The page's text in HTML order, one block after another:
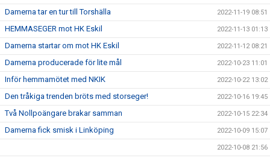
Damerna tar en tur till Torshälla 2022-11-19 08:51
HEMMASEGER mot HK Eskil 2022-11-13 01:13
Damerna startar om mot HK Eskil 2022-11-12 08:21
Damerna producerade för lite mål 2022-10-23 11:01
Inför hemmamötet med NKIK 2022-10-22 13:02
Den tråkiga trenden bröts med storseger! 2022-10-16 19:45
Två Nollpoängare brakar samman 2022-10-15 22:34
Damerna fick smisk i Linköping 2022-10-09 15:07
2022-10-08 21:56